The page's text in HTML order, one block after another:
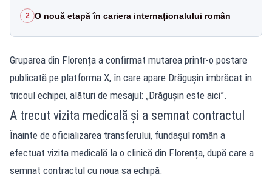
2 O nouă etapă în cariera internaționalului român
Gruparea din Florența a confirmat mutarea printr-o postare
publicată pe platforma X, în care apare Drăgușin îmbrăcat în
tricoul echipei, alături de mesajul: „Drăgușin este aici”.
A trecut vizita medicală și a semnat contractul
Înainte de oficializarea transferului, fundașul român a
efectuat vizita medicală la o clinică din Florența, după care a
semnat contractul cu noua sa echipă.